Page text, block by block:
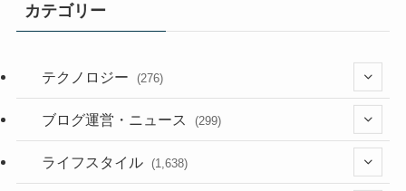
カテゴリー
テクノロジー (276)
(36)
(187)
ブログ運営・ニュース (299)
(118)
ライフスタイル (1,638)